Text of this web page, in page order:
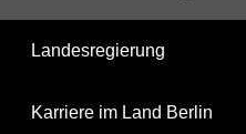
Landesregierung
Karriere im Land Berlin